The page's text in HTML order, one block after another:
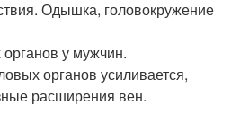
Одышка, головокружение
у мужчин.
органов усиливается,
расширения вен.